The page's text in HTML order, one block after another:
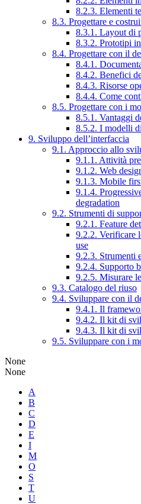
8.2.3. Elementi
8.3. Progettare e
8.3.1. Layout di
8.3.2. Prototipi
8.4. Progettare con il
8.4.1.
8.4.2. Benefici
8.4.3. Risorse
8.4.4. Come
8.5. Progettare con i
8.5.1. Vantaggi
8.5.2. I modelli
9. Sviluppo dell’interfaccia
9.1. Approccio allo
9.1.1. Attività
9.1.2. Web
9.1.3. Mobile
9.1.4.
degradation
9.2. Strumenti di
9.2.1. Feature
9.2.2. Verificare
use
9.2.3. Strumenti
9.2.4. Supporto
9.2.5. Misurare
9.3. Catalogo del riuso
9.4. Sviluppare con il
9.4.1. Il
9.4.2. Il kit di
9.4.3. Il kit di
9.5. Sviluppare con i
None
None
A
B
C
D
E
I
M
O
S
T
U